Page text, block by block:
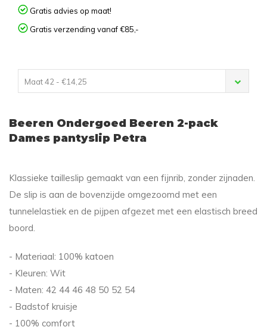
Gratis advies op maat!
Gratis verzending vanaf €85,-
Maat 42 - €14,25
Beeren Ondergoed Beeren 2-pack
Dames pantyslip Petra
Klassieke tailleslip gemaakt van een fijnrib, zonder zijnaden.
De slip is aan de bovenzijde omgezoomd met een
tunnelelastiek en de pijpen afgezet met een elastisch breed
boord.
- Materiaal: 100% katoen
- Kleuren: Wit
- Maten: 42 44 46 48 50 52 54
- Badstof kruisje
- 100% comfort